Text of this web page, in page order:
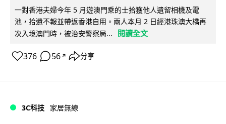
一對香港夫婦今年 5 月遊澳門乘的士拾獲他人遺留相機及電
池，拾遺不報並帶返香港自用。兩人本月 2 日經港珠澳大橋再
次入境澳門時，被治安警察局...
閱讀全文
376 56 ↗ 分享
3C科技 家居無線